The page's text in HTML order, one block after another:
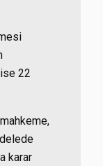
ise 22
karar